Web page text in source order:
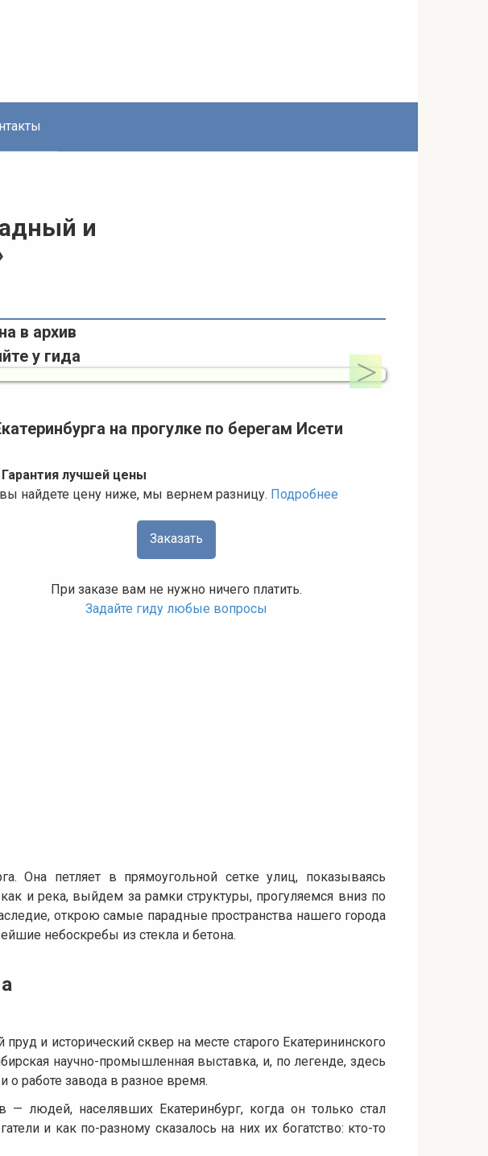
и
в архив
у гида
на прогулке по берегам Исети
Гарантия лучшей цены
вы найдете цену ниже, мы вернем разницу. Подробнее
Заказать
При заказе вам не нужно ничего платить.
Задайте гиду любые вопросы
Она петляет в прямоугольной сетке улиц, показываясь
и река, выйдем за рамки структуры, прогуляемся вниз по
открою самые парадные пространства нашего города
небоскребы из стекла и бетона.
и исторический сквер на месте старого Екатерининского
научно-промышленная выставка, и, по легенде, здесь
о работе завода в разное время.
людей, населявших Екатеринбург, когда он только стал
и как по-разному сказалось на них их богатство: кто-то